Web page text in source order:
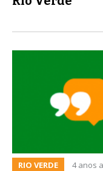
RIO VERDE 4 anos